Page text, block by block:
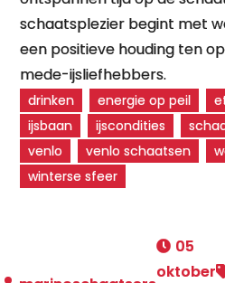
schaatsplezier begint met
een positieve houding ten
mede-ijsliefhebbers.
drinken energie op peil
ijsbaan
ijscondities
venlo
venlo schaatsen
winterse sfeer
05
oktober